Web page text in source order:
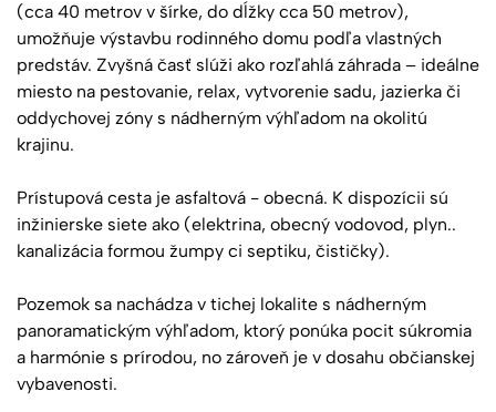
(cca 40 metrov v šírke, do dĺžky cca 50 metrov),
umožňuje výstavbu rodinného domu podľa vlastných
predstáv. Zvyšná časť slúži ako rozľahlá záhrada – ideálne
miesto na pestovanie, relax, vytvorenie sadu, jazierka či
oddychovej zóny s nádherným výhľadom na okolitú
krajinu.
Prístupová cesta je asfaltová - obecná. K dispozícii sú
inžinierske siete ako (elektrina, obecný vodovod, plyn..
kanalizácia formou žumpy ci septiku, čističky).
Pozemok sa nachádza v tichej lokalite s nádherným
panoramatickým výhľadom, ktorý ponúka pocit súkromia
a harmónie s prírodou, no zároveň je v dosahu občianskej
vybavenosti.